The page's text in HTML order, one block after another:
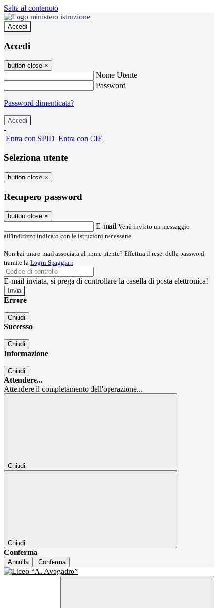
Salta al contenuto
Accedi
Accedi
button close ×
Nome Utente
Password
Password dimenticata?
-
Entra con SPID Entra con CIE
Seleziona utente
button close ×
Recupero password
button close ×
E-mail Verrà inviato un messaggio
all'indirizzo indicato con le istruzioni necessarie.
Non hai una e-mail associata al nome utente? Effettua il reset della password
tramite la Login Spaggiari
E-mail inviata, si prega di controllare la casella di posta elettronica!
Errore
Chiudi
Successo
Chiudi
Informazione
Chiudi
Attendere...
Attendere il completamento dell'operazione...
Chiudi
Chiudi
Conferma
Annulla Conferma